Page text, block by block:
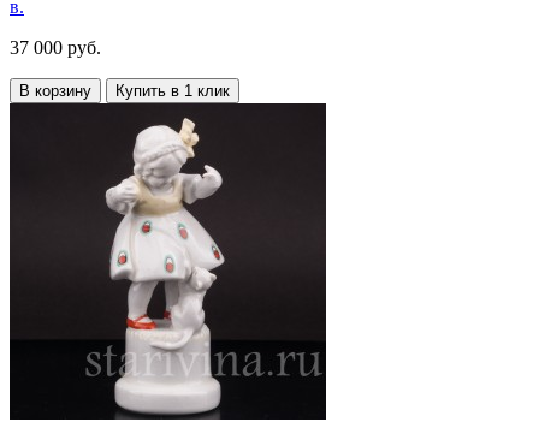
в.
37 000 руб.
В корзину Купить в 1 клик